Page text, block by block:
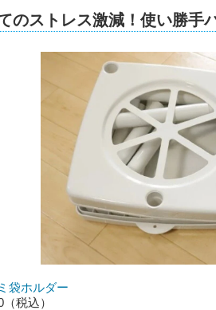
のストレス激減！使い勝手
袋ホルダー
税込）